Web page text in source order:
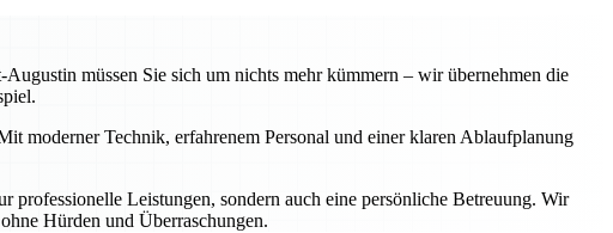
müssen Sie sich um nichts mehr kümmern – wir übernehmen die
moderner Technik, erfahrenem Personal und einer klaren Ablaufplanung
professionelle Leistungen, sondern auch eine persönliche Betreuung. Wir
Hürden und Überraschungen.